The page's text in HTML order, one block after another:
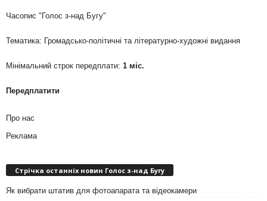
Часопис "Голос з-над Бугу"
Тематика: Громадсько-політичні та літературно-художні видання
Мінімальний строк передплати: 1 міс.
Передплатити
Про нас
Реклама
Стрічка останніх новин Голос з-над Бугу
Як вибрати штатив для фотоапарата та відеокамери